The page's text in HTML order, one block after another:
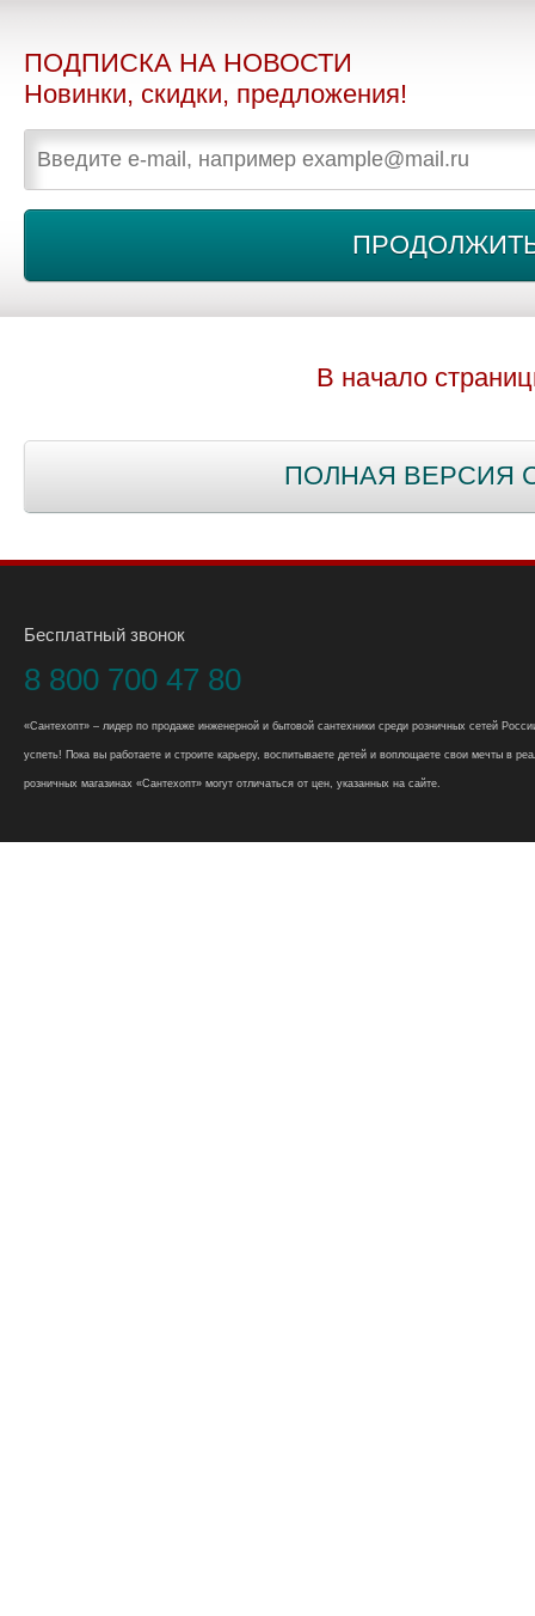
ПОДПИСКА НА НОВОСТИ
Новинки, скидки, предложения!
В начало
ПОЛНАЯ ВЕРСИЯ
Бесплатный звонок
8 800 700 47 80
«Сантехопт» – лидер по продаже инженерной и бытовой сантехники среди розничных сетей
успеть! Пока вы работаете и строите карьеру, воспитываете детей и воплощаете свои мечты в
розничных магазинах «Сантехопт» могут отличаться от цен, указанных на сайте.